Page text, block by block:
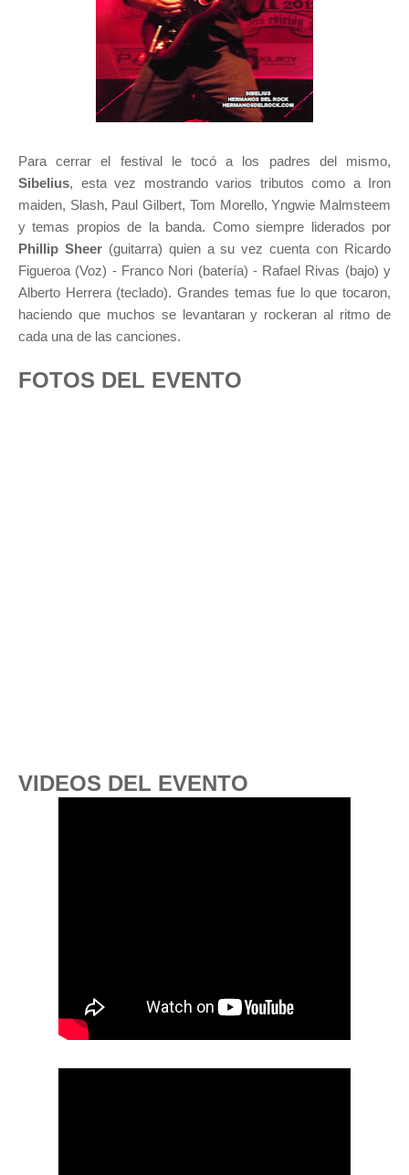
Para cerrar el festival le tocó a los padres del mismo,
Sibelius, esta vez mostrando varios tributos como a Iron
maiden, Slash, Paul Gilbert, Tom Morello, Yngwie Malmsteem
y temas propios de la banda. Como siempre liderados por
Phillip Sheer(guitarra) quien a su vez cuenta con Ricardo
Figueroa (Voz) - Franco Nori (batería) - Rafael Rivas (bajo) y
Alberto Herrera (teclado). Grandes temas fue lo que tocaron,
haciendo que muchos se levantaran y rockeran al ritmo de
cada una de las canciones.
FOTOS DEL EVENTO
VIDEOS DEL EVENTO